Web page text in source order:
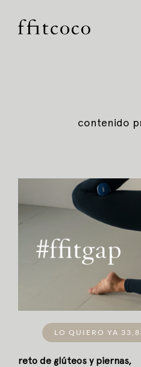
contenido
contenido
LO QUIERO YA
reto de glúteos y piernas,